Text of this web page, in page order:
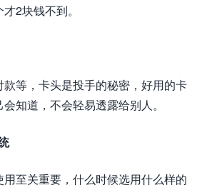
2块钱不到。
等，卡头是投手的秘密，好用的卡
知道，不会轻易透露给别人。
至关重要，什么时候选用什么样的